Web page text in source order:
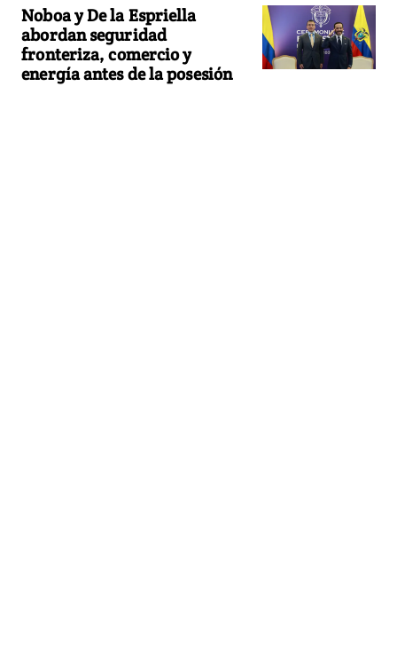
Noboa y De la Espriella
abordan seguridad
fronteriza, comercio y
energía antes de la posesión